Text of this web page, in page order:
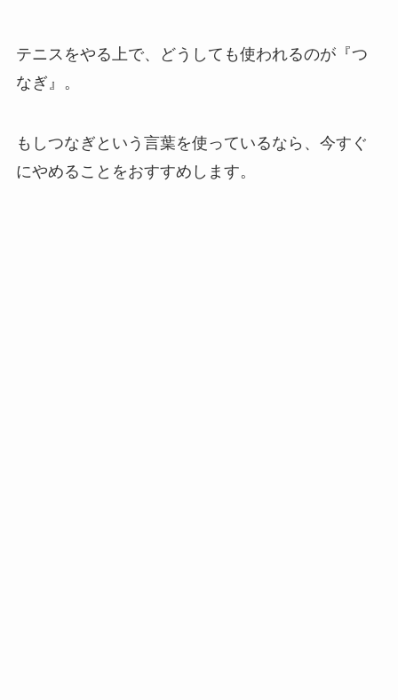
テニスをやる上で、どうしても使われるのが『つ
なぎ』。
もしつなぎという言葉を使っているなら、今すぐ
にやめることをおすすめします。